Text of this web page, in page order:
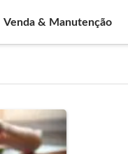
Venda & Manutenção